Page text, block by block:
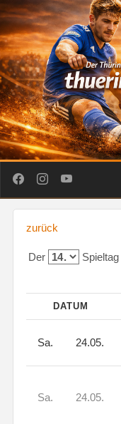
zurück
Der
DATUM
Sa. 24.05.
Sa. 24.05.